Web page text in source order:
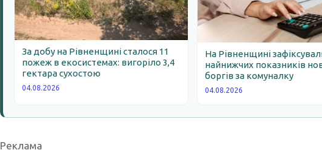
За добу на Рівненщині сталося 11
пожеж в екосистемах: вигоріло 3,4
гектара сухостою
04.08.2026
На Рівненщині
найнижчих показників
боргів за комуналку
04.08.2026
Реклама